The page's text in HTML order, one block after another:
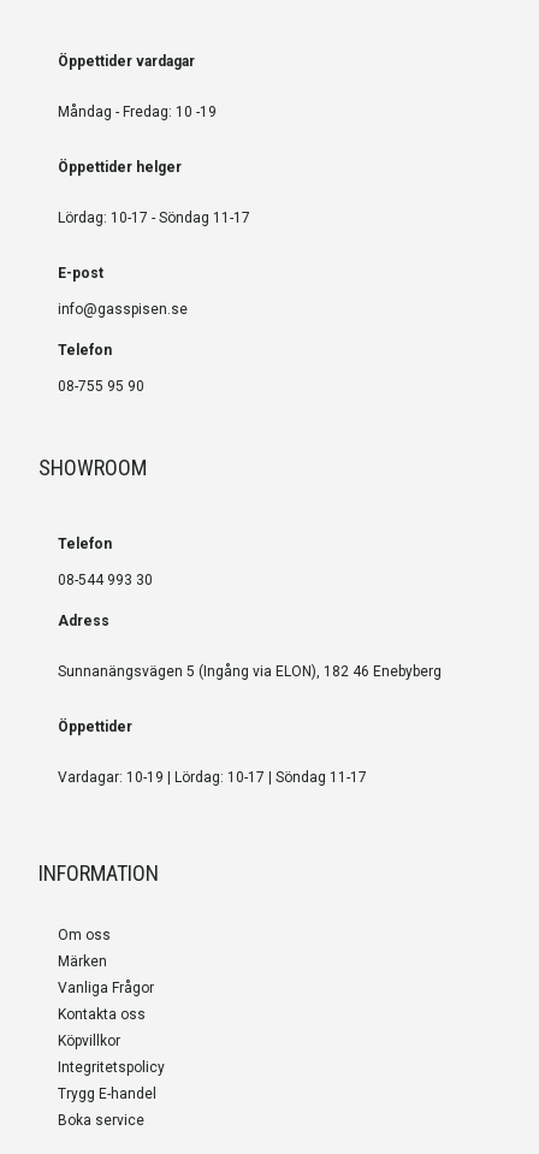
Öppettider vardagar
Måndag - Fredag: 10 -19
Öppettider helger
Lördag: 10-17 - Söndag 11-17
E-post
info@gasspisen.se
Telefon
08-755 95 90
SHOWROOM
Telefon
08-544 993 30
Adress
Sunnanängsvägen 5 (Ingång via ELON), 182 46 Enebyberg
Öppettider
Vardagar: 10-19 | Lördag: 10-17 | Söndag 11-17
INFORMATION
Om oss
Märken
Vanliga Frågor
Kontakta oss
Köpvillkor
Integritetspolicy
Trygg E-handel
Boka service